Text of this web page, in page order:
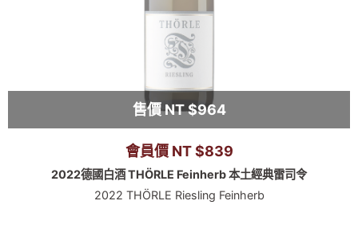
售價 NT $964
會員價 NT $839
2022德國白酒 THÖRLE Feinherb 本土經典雷司令
2022 THÖRLE Riesling Feinherb